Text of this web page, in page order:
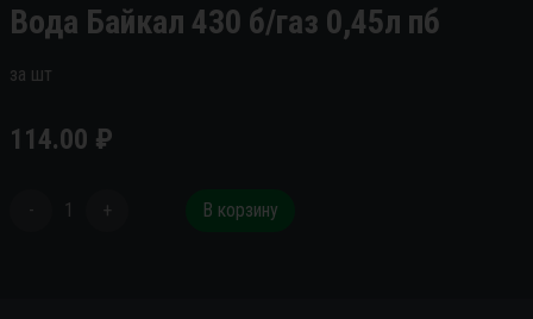
Вода Байкал 430 б/газ 0,45л пб
за шт
114.00 ₽
- 1 + В корзину